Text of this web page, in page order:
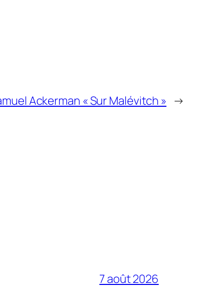
Ackerman « Sur Malévitch » →
7 août 2026